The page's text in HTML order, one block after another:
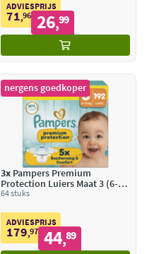
ADVIESPRIJS
71,96 26,99
nergens goedkoper
3xPampers Premium
Protection Luiers Maat 3 (6-10
kg)
64 stuks
ADVIESPRIJS
179,97 44,89